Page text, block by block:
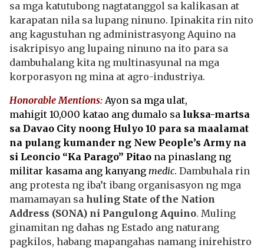
sa mga katutubong nagtatanggol sa kalikasan at
karapatan nila sa lupang ninuno. Ipinakita rin nito
ang kagustuhan ng administrasyong Aquino na
isakripisyo ang lupaing ninuno na ito para sa
dambuhalang kita ng multinasyunal na mga
korporasyon ng mina at agro-industriya.
Honorable Mentions: Ayon sa mga ulat,
mahigit 10,000 katao ang dumalo sa luksa-martsa
sa Davao City noong Hulyo 10 para sa maalamat
na pulang kumander ng New People’s Army na
si Leoncio “Ka Parago” Pitao na pinaslang ng
militar kasama ang kanyang medic. Dambuhala rin
ang protesta ng iba’t ibang organisasyon ng mga
mamamayan sa huling State of the Nation
Address (SONA) ni Pangulong Aquino. Muling
ginamitan ng dahas ng Estado ang naturang
pagkilos, habang mapangahas namang inirehistro